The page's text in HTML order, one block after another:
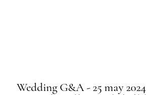
Wedding G&A - 25 may 2024